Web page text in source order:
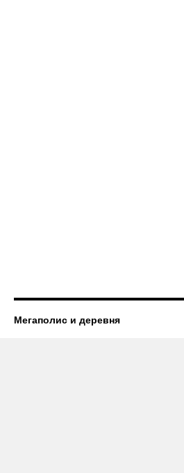
Мегаполис и деревня